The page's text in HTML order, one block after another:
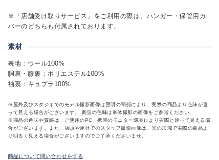
※「店舗受け取りサービス」をご利用の際は、ハンガー・保管用カ
バーのどちらも付属されております。
素材
表地：ウール100%
胴裏・膝裏：ポリエステル100%
袖裏：キュプラ100%
※屋外及びスタジオでのモデル撮影画像は照明の関係により、実際の商品より色味が違
って見える場合がございます。 商品の色味は単体撮影の画像をご参考ください。
※商品の色味や質感は、ご使用のPC・携帯のモニター環境により実際と違って見える場
合がございます。また、店頭や屋外でのスタッフ撮影画像は、光の加減で実際の商品よ
り明るく見える場合がございますのでご了承くださいませ。
商品について問い合わせをする